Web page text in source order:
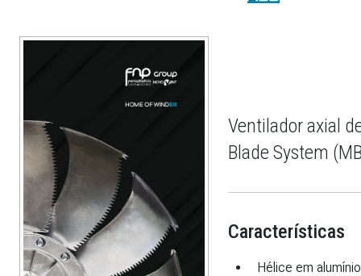
Ventilador axial
Blade System
Características
Hélice em